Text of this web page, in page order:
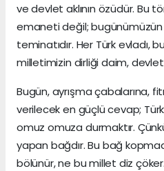
ve devlet aklının özüdür. Bu
emaneti değil; bugünümüzün
teminatıdır. Her Türk evladı,
milletimizin dirliği daim,
Bugün, ayrışma çabalarına,
verilecek en güçlü cevap;
omuz omuza durmaktır.
yapan bağdır. Bu bağ
bölünür, ne bu millet diz çöker.